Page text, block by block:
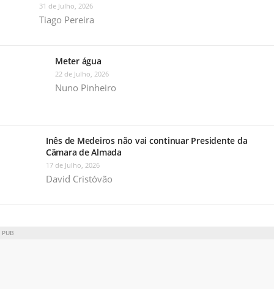
31 de Julho, 2026
Tiago Pereira
Meter água
22 de Julho, 2026
Nuno Pinheiro
Inês de Medeiros não vai continuar Presidente da
Câmara de Almada
17 de Julho, 2026
David Cristóvão
PUB